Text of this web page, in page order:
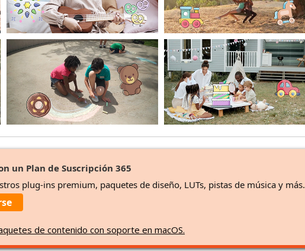
un Plan de Suscripción 365
plug-ins premium, paquetes de diseño, LUTs, pistas de música y más.
de contenido con soporte en macOS.